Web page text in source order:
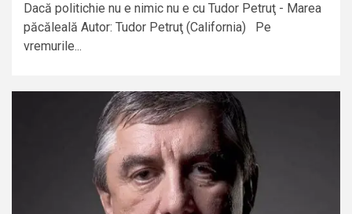
Dacă politichie nu e nimic nu e cu Tudor Petruţ - Marea
păcăleală Autor: Tudor Petruţ (California) Pe
vremurile...